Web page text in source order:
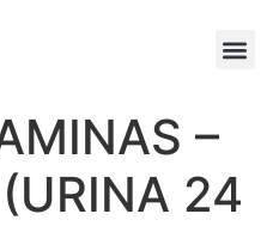
–
24